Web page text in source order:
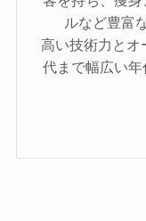
ルなど豊富
高い技術力とオ
代まで幅広い